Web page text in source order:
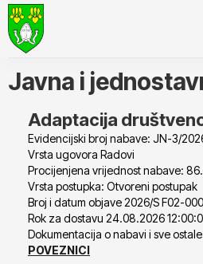
Javna i
Adaptacija
Evidencijski broj nabave: JN-3/
Vrsta ugovora Radovi
Procijenjena vrijednost nabave:
Vrsta postupka: Otvoreni postupak
Broj i datum objave 2026/S F02-
Rok za dostavu 24.08.2026
Dokumentacija o nabavi i sve
POVEZNICI